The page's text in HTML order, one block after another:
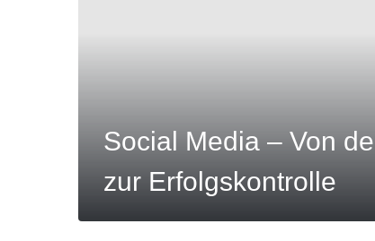
Social Media – Von
zur Erfolgskontrolle